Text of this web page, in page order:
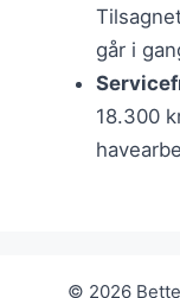
går i
18.300
© 2026